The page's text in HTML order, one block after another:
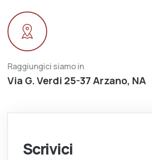
Raggiungici siamo in
Via G. Verdi 25-37 Arzano, NA
Scrivici